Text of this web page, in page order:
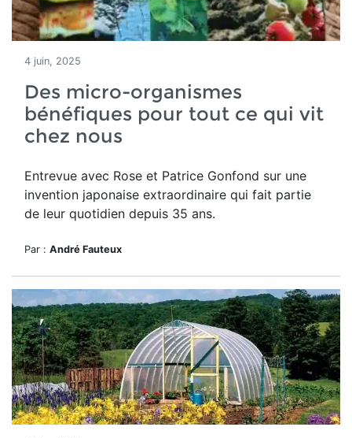
4 juin, 2025
Des micro-organismes
bénéfiques pour tout ce qui vit
chez nous
Entrevue avec Rose et Patrice Gonfond sur une
invention japonaise extraordinaire qui fait partie
de leur quotidien depuis 35 ans.
Par : André Fauteux